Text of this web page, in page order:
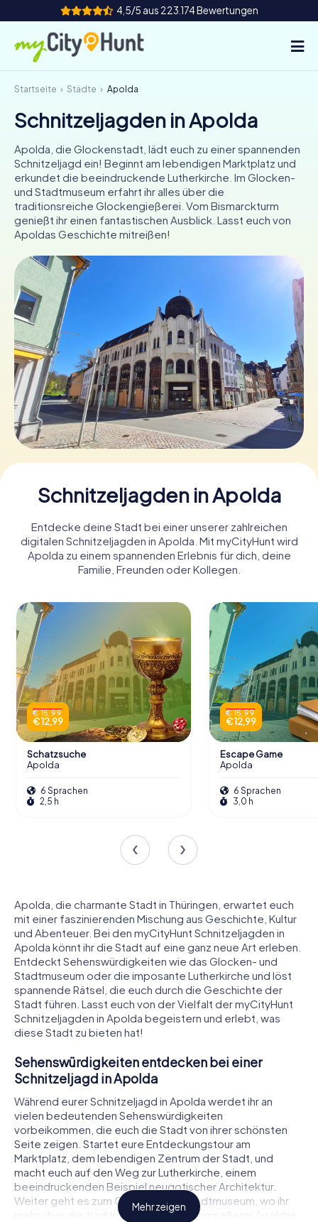
4,5/5 aus 223.174 Bewertungen
So funktioniert's
Städte
Touren
Teamevent
Tickets
INT AT CH
DE
IT
Tickets buchen
Gutscheine bestellen
Startseite Städte Apolda
Schnitzeljagden in Apolda
Apolda, die Glockenstadt, lädt euch zu einer spannenden
Schnitzeljagd ein! Beginnt am lebendigen Marktplatz und
erkundet die beeindruckende Lutherkirche. Im Glocken-
und Stadtmuseum erfahrt ihr alles über die
traditionsreiche Glockengießerei. Vom Bismarckturm
genießt ihr einen fantastischen Ausblick. Lasst euch von
Apoldas Geschichte mitreißen!
Schnitzeljagden in Apolda
Entdecke deine Stadt bei einer unserer zahlreichen
digitalen Schnitzeljagden in Apolda. Mit myCityHunt wird
Apolda zu einem spannenden Erlebnis für dich, deine
Familie, Freunden oder Kollegen.
€ 15,99
€ 12,99
Schatzsuche
Apolda
6 Sprachen
2,5 h
€ 15,99
€ 12,99
Escape Game
Apolda
6 Sprachen
3,0 h
Apolda, die charmante Stadt in Thüringen, erwartet euch
mit einer faszinierenden Mischung aus Geschichte, Kultur
und Abenteuer. Bei den myCityHunt Schnitzeljagden in
Apolda könnt ihr die Stadt auf eine ganz neue Art erleben.
Entdeckt Sehenswürdigkeiten wie das Glocken- und
Stadtmuseum oder die imposante Lutherkirche und löst
spannende Rätsel, die euch durch die Geschichte der
Stadt führen. Lasst euch von der Vielfalt der myCityHunt
Schnitzeljagden in Apolda begeistern und erlebt, was
diese Stadt zu bieten hat!
Sehenswürdigkeiten entdecken bei einer
Schnitzeljagd in Apolda
Während eurer Schnitzeljagd in Apolda werdet ihr an
vielen bedeutenden Sehenswürdigkeiten
vorbeikommen, die euch die Stadt von ihrer schönsten
Seite zeigen. Startet eure Entdeckungstour am
Marktplatz, dem lebendigen Zentrum der Stadt, und
macht euch auf den Weg zur Lutherkirche, einem
beeindruckenden Beispiel neugotischer Architektur.
Weiter geht es zum Glocken- und Stadtmuseum, wo ihr
mehr über die traditionsreiche Glockengießerei Apoldas
Mehr zeigen